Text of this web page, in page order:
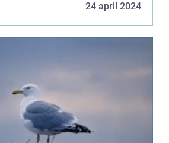
24 april 2024